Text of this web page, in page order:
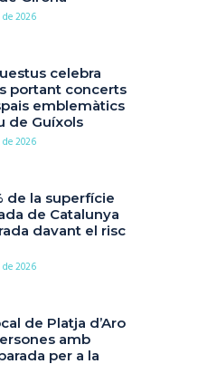
de 2026
celebra
portant concerts
emblemàtics
de Guíxols
de 2026
de la superfície
de Catalunya
davant el risc
de 2026
de Platja d’Aro
amb
per a la